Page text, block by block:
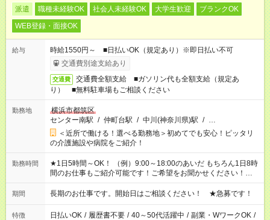
派遣 職種未経験OK 社会人未経験OK 大学生歓迎
ブランクOK
WEB登録・面接OK
給与
時給1550円～ ■日払いOK（規定あり）※即日払い不可
交通費別途支給あり
交通費
交通費全額支給 ■ガソリン代も全額支給（規定あ
り） ■無料駐車場もご相談ください
勤務地
横浜市都筑区
センター南駅 / 仲町台駅 / 中川(神奈川県)駅 / …
＜近所で働ける！選べる勤務地＞初めてでも安心！ピッタリ
の介護施設や病院をご紹介！
勤務時間
★1日5時間～OK！ （例）9:00～18:00のあいだ もちろん1日8時
間のお仕事もご紹介可能です！ご希望をお聞かせください！★家
庭の都合でお休みが必要な場合も遠慮なくご相談ください。 ※
週最低15時間以上の勤務が必要です
期間 長期のお仕事です。開始日はご相談ください！ ★急募です！
特徴 日払いOK / 履歴書不要 / 40～50代活躍中 / 副業・WワークOK /